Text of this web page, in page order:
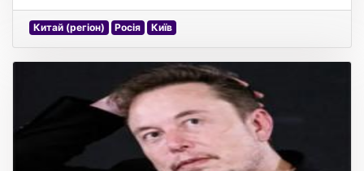
Китай (регіон) Росія Київ